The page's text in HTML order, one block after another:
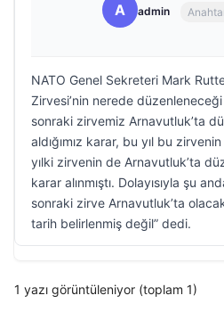
A admin
NATO Genel Sekreteri Mark
Zirvesi’nin nerede
sonraki zirvemiz Arnavutluk’ta
aldığımız karar, bu yıl bu
yılki zirvenin de Arnavutluk’ta
karar alınmıştı. Dolayısıyla şu
sonraki zirve Arnavutluk’ta
tarih belirlenmiş değil” dedi.
1 yazı görüntüleniyor (toplam 1)